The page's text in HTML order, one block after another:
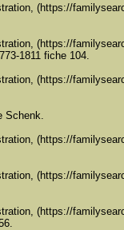
(https://
(https://
1811 fiche 104.
(https://
Schenk.
(https://
(https://
(https://